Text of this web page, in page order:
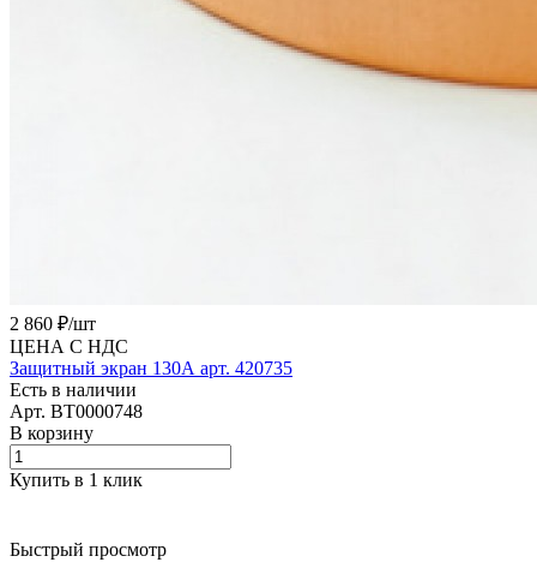
2 860 ₽/шт
ЦЕНА С НДС
Защитный экран 130А арт. 420735
Есть в наличии
Арт. BT0000748
В корзину
Купить в 1 клик
Быстрый просмотр